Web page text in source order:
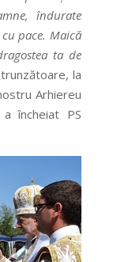
îndurate
pace. Maică
ta de
la
Arhiereu
încheiat PS